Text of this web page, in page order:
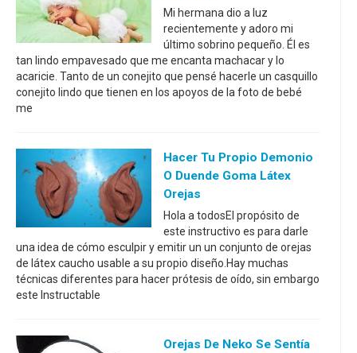
Mi hermana dio a luz
recientemente y adoro mi
último sobrino pequeño. Él es
tan lindo empavesado que me encanta machacar y lo
acaricie. Tanto de un conejito que pensé hacerle un casquillo
conejito lindo que tienen en los apoyos de la foto de bebé
me
Hacer Tu Propio Demonio
O Duende Goma Látex
Orejas
Hola a todosEl propósito de
este instructivo es para darle
una idea de cómo esculpir y emitir un un conjunto de orejas
de látex caucho usable a su propio diseño.Hay muchas
técnicas diferentes para hacer prótesis de oído, sin embargo
este Instructable
Orejas De Neko Se Sentía